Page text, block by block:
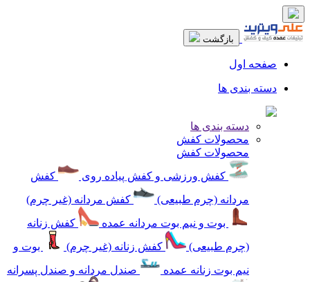
بازگشت
صفحه اول
دسته بندی ها
دسته بندی ها
محصولات کفش
محصولات کفش
کفش ورزشی و کفش پیاده روی
کفش
مردانه (چرم طبیعی)
کفش مردانه (غیر چرم)
بوت و نیم بوت مردانه عمده
کفش زنانه
(چرم طبیعی)
کفش زنانه (غیر چرم)
بوت و
نیم بوت زنانه عمده
صندل مردانه و صندل پسرانه